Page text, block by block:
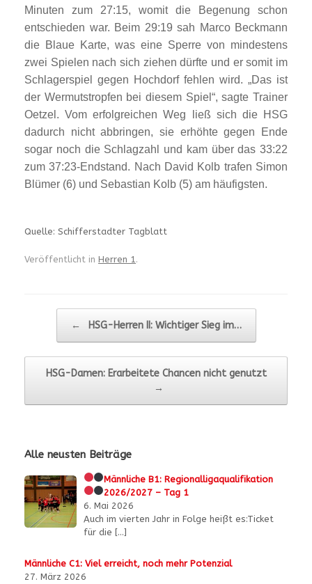
Minuten zum 27:15, womit die Begenung schon
entschieden war. Beim 29:19 sah Marco Beckmann
die Blaue Karte, was eine Sperre von mindestens
zwei Spielen nach sich ziehen dürfte und er somit im
Schlagerspiel gegen Hochdorf fehlen wird. „Das ist
der Wermutstropfen bei diesem Spiel“, sagte Trainer
Oetzel. Vom erfolgreichen Weg ließ sich die HSG
dadurch nicht abbringen, sie erhöhte gegen Ende
sogar noch die Schlagzahl und kam über das 33:22
zum 37:23-Endstand. Nach David Kolb trafen Simon
Blümer (6) und Sebastian Kolb (5) am häufigsten.
Quelle: Schifferstadter Tagblatt
Veröffentlicht in Herren 1 .
← HSG-Herren II: Wichtiger Sieg im…
HSG-Damen: Erarbeitete Chancen nicht genutzt
→
Alle neusten Beiträge
Männliche B1:Regionalligaqualifikation
2026/2027 – Tag 1
6. Mai 2026
Auch im vierten Jahr in Folge heißt es:Ticket
für die […]
Männliche C1: Viel erreicht, noch mehr Potenzial
27. März 2026